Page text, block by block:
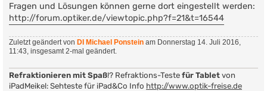
Fragen und Lösungen können gerne dort eingestellt werden:
http://forum.optiker.de/viewtopic.php?f=21&t=16544
Zuletzt geändert von DI Michael Ponstein am Donnerstag 14. Juli 2016,
11:43, insgesamt 2-mal geändert.
Refraktionieren mit Spaß!? Refraktions-Teste für Tablet von
iPadMeikel: Sehteste für iPad&Co Info http://www.optik-freise.de